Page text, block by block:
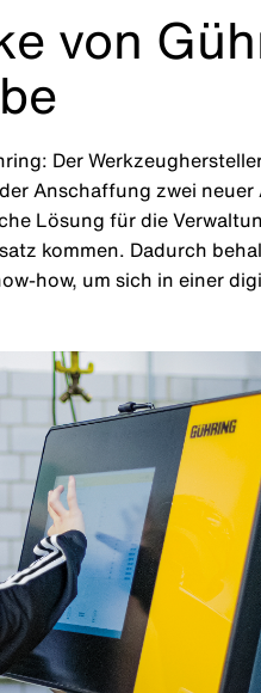
von
Der
Anschaffung zwei
Lösung für die
kommen. Dadurch
how, um sich in einer